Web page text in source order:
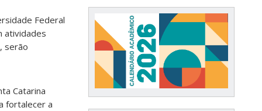
Federal
atividades
serão
Catarina
fortalecer a